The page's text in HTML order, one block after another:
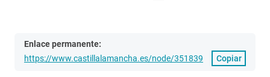
Enlace permanente:
https://www.castillalamancha.es/node/351839
Copiar